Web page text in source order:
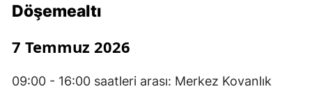
Döşemealtı
7 Temmuz 2026
09:00 - 16:00 saatleri arası: Merkez Kovanlık